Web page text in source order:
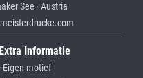
See · Austria
Extra Informatie
· Eigen motief